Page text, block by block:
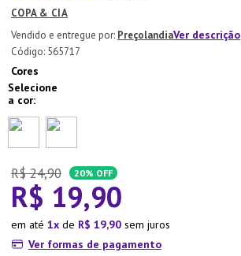
COPA & CIA
PreçolandiaVer descrição
: 565717
Cores
R$ 24,90 20% OFF
R$ 19,90
em até 1 de R$ 19,90 sem juros
Ver formas de pagamento